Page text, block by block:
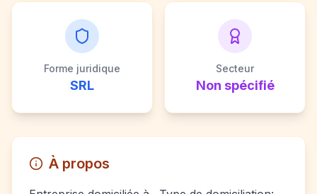
Forme juridique
SRL
Secteur
Non spécifié
À propos